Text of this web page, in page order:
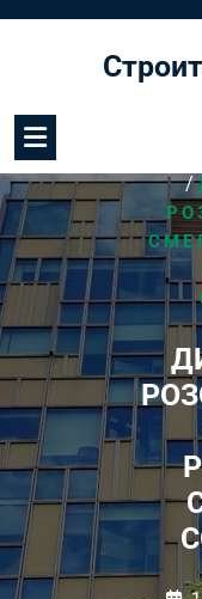
содержимому
/